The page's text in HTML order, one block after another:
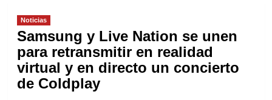
Noticias
Samsung y Live Nation se unen
para retransmitir en realidad
virtual y en directo un concierto
de Coldplay